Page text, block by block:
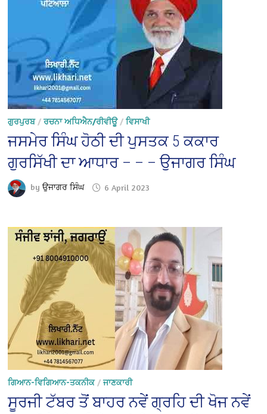
ਗੁਰਪੁਰਬ/ਰਚਨਾ ਅਧਿਐਨ/ਰੀਵੀਊ/ਵਿਸਾਖੀ
ਜਸਮੇਰ ਸਿੰਘ ਹੋਠੀ ਦੀ ਪੁਸਤਕ 5 ਕਕਾਰ
ਗੁਰਸਿੱਖੀ ਦਾ ਆਧਾਰ – – – ਉਜਾਗਰ ਸਿੰਘ
byਉਜਾਗਰ ਸਿੰਘ 6 April 2023
ਗਿਆਨ-ਵਿਗਿਆਨ-ਤਕਨੀਕ/ਜਾਣਕਾਰੀ
ਸੂਰਜੀ ਟੱਬਰ ਤੋਂ ਬਾਹਰ ਨਵੇਂ ਗ੍ਰਹਿ ਦੀ ਖੋਜ ਨਵੇਂ